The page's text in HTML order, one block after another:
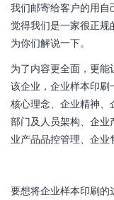
我们邮寄给客户的用自
觉得我们是一家很正
为你们解说一下。
为了内容更全面，更
该企业，企业样本印刷
核心理念、企业精神、
部门及人员架构、企业
业产品品控管理、企业
要想将企业样本印刷